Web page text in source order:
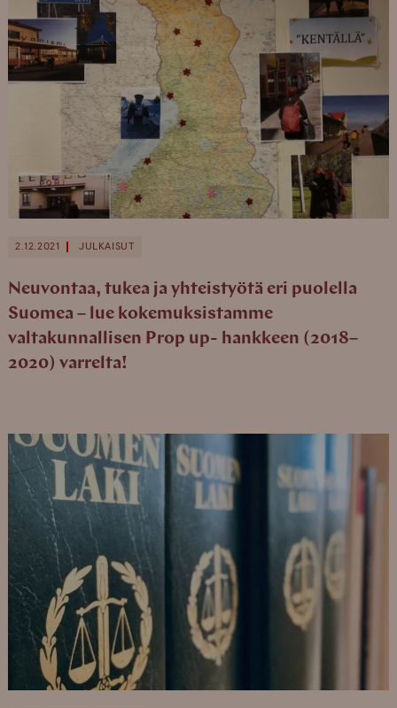
2.12.2021 JULKAISUT
Neuvontaa, tukea ja yhteistyötä eri puolella
Suomea – lue kokemuksistamme
valtakunnallisen Prop up- hankkeen (2018–
2020) varrelta!